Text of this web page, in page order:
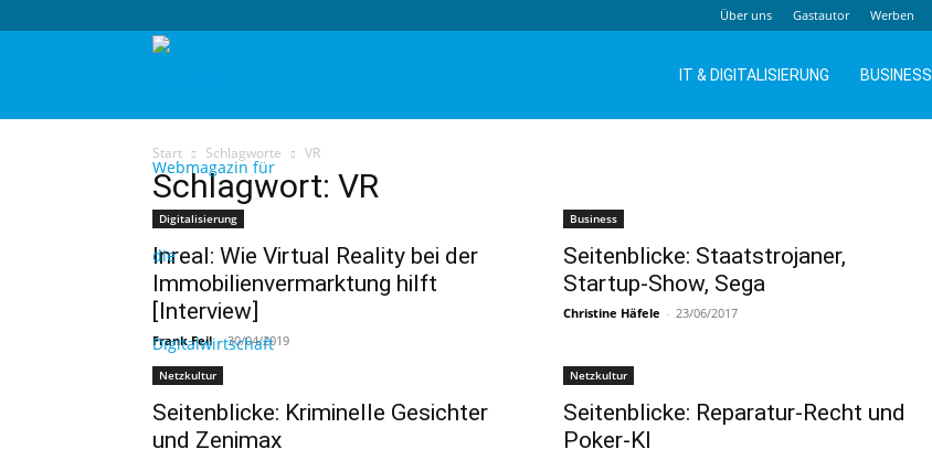
Über uns Gastautor Werben
IT & DIGITALISIERUNG BUSINESS
Start Schlagworte VR
Schlagwort: VR
Digitalisierung
Inreal: Wie Virtual Reality bei der
Immobilienvermarktung hilft
[Interview]
Frank Feil - 30/04/2019
Business
Seitenblicke: Staatstrojaner,
Startup-Show, Sega
Christine Häfele - 23/06/2017
Netzkultur
Seitenblicke: Kriminelle Gesichter
und Zenimax
Netzkultur
Seitenblicke: Reparatur-Recht und
Poker-KI